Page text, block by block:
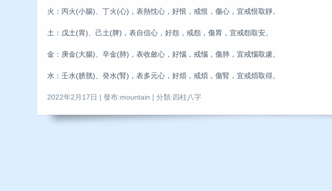
火：丙火(小腸)、丁火(心)，表熱忱心，好恨，戒恨，傷心，宜戒恨取靜。
土：戊土(胃)、己土(脾)，表自信心，好怨，戒怨，傷胃，宜戒怨取安。
金：庚金(大腸)、辛金(肺)，表收斂心，好惱，戒惱，傷肺，宜戒惱取慮。
水：壬水(膀胱)、癸水(腎)，表多元心，好煩，戒煩，傷腎，宜戒煩取得。
2022年2月17日 | 發布:mountain | 分類:四柱八字